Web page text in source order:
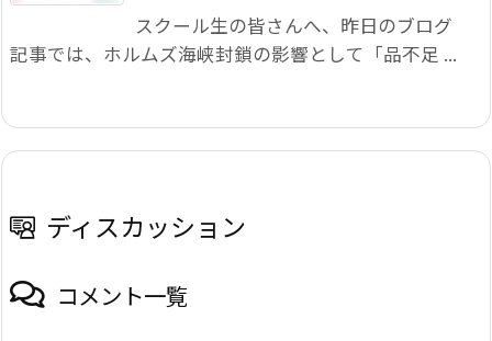
スクール生の皆さんへ、昨日のブログ
記事では、ホルムズ海峡封鎖の影響として「品不足 ...
ディスカッション
コメント一覧